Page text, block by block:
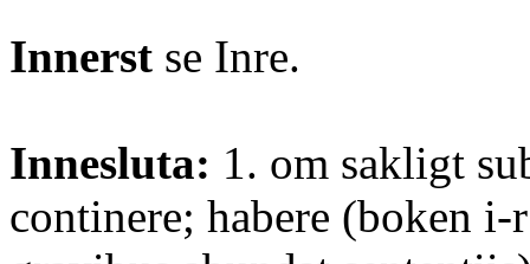
Innerst se Inre.
Innesluta: 1. om sakligt
continere; habere (boken